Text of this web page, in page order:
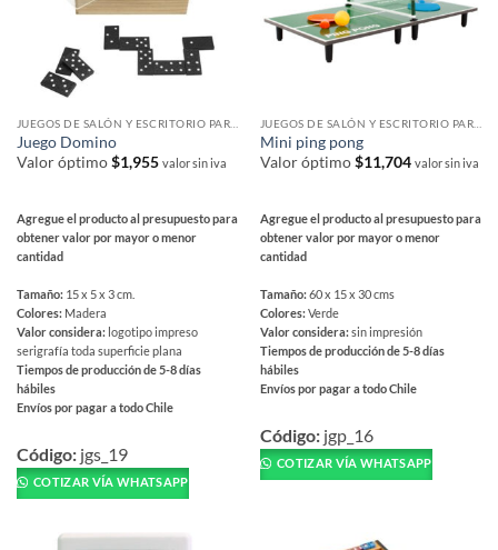
de
producto
elegir
de
producto
Juego Domino
Valor óptimo$1,955 valor sin iva
Agregue el producto al presupuesto para
obtener valor por mayor o menor
cantidad
Tamaño: 15 x 5 x 3 cm.
Colores: Madera
Valor considera: logotipo impreso
serigrafía toda superficie plana
Tiempos de producción de 5-8 días
hábiles
Envíos por pagar a todo Chile
producto
tiene
múltiples
Código: jgs_19
COTIZAR VÍA WHATSAPP
Mini ping pong
Valor óptimo$11,704 valor sin iva
Agregue el producto al presupuesto para
obtener valor por mayor o menor
cantidad
Tamaño:60 x 15 x 30 cms
Colores:Verde
Valor considera:sin impresión
Tiempos de producción de 5-8 días
hábiles
Envíos por pagar a todo Chile
producto
tiene
múltiples
Código: jgp_16
COTIZAR VÍA WHATSAPP